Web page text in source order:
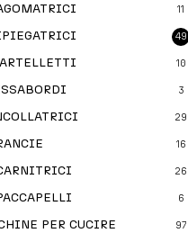
11
49
10
3
29
16
26
6
PER CUCIRE 97